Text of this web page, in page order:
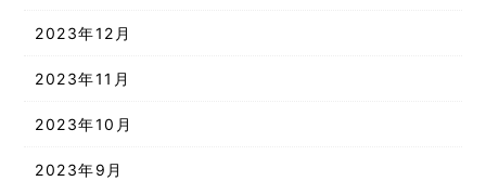
2023年12月
2023年11月
2023年10月
2023年9月